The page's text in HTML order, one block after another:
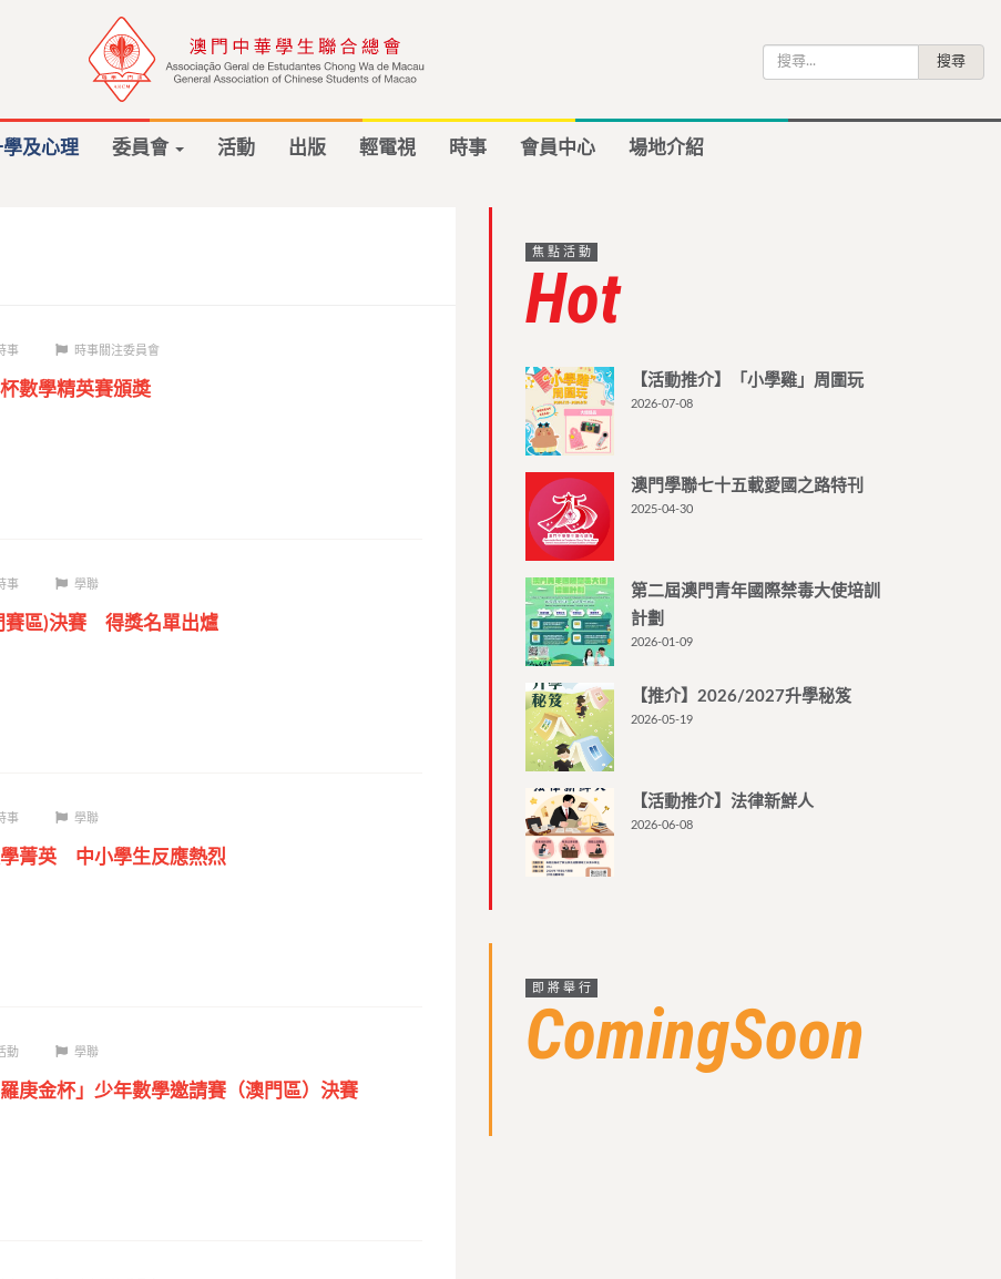
尋
學及心理 委員會 活動 出版 輕電視 時事 會員中心 場地介紹
事 時事關注委員會
數學精英賽頒奬
事 學聯
賽區)決賽 得獎名單出爐
事 學聯
學菁英 中小學生反應熱烈
動 學聯
庚金杯」少年數學邀請賽（澳門區）決賽
焦點活動
Hot
【活動推介】「小學雞」周圍玩
2026-07-08
澳門學聯七十五載愛國之路特刊
2025-04-30
第二屆澳門青年國際禁毒大使培訓
計劃
2026-01-09
【推介】2026/2027升學秘笈
2026-05-19
【活動推介】法律新鮮人
2026-06-08
即將舉行
ComingSoon